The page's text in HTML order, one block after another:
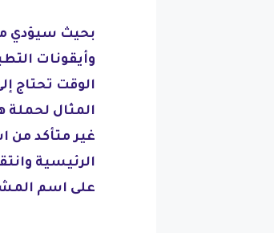
بحيث سيؤدي
وأيقونات
الوقت تحتاج
غير متأكد
الرئيسية
على اسم